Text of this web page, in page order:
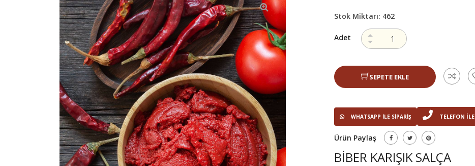
Stok Miktarı: 462
Adet
SEPETE EKLE
WHATSAPP ILE SIPARIŞ TELEFON
Ürün Paylaş
BİBER KARIŞIK SALÇA